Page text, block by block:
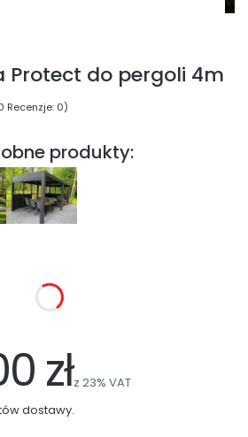
Protect do pergoli 4m
Recenzje: 0)
produkty:
różnić się ceną
złz 23% VAT
dostawy.